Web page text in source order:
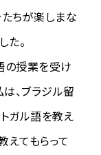
ちが楽しまな
た。
の授業を受け
は、ブラジル留
ガル語を教え
えてもらって